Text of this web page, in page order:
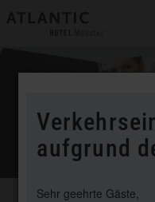
aufgrund
Sehr geehrte Gäste,